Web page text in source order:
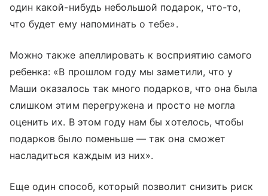
один какой-нибудь небольшой подарок, что-то,
что будет ему напоминать о тебе».
Можно также апеллировать к восприятию самого
ребенка: «В прошлом году мы заметили, что у
Маши оказалось так много подарков, что она была
слишком этим перегружена и просто не могла
оценить их. В этом году нам бы хотелось, чтобы
подарков было поменьше — так она сможет
насладиться каждым из них».
Еще один способ, который позволит снизить риск